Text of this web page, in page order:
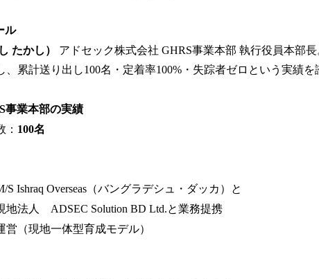
ル
たかし）
アドセック株式会社 GHRS事業本部 執行役員本部
累計送り出し100名・定着率100%・失踪者ゼロという実績を
事業本部の実績
： 100名
Ishraq Overseas（バングラデシュ・ダッカ）と
Solution BD Ltd.と業務提携
営（現地一体型育成モデル）